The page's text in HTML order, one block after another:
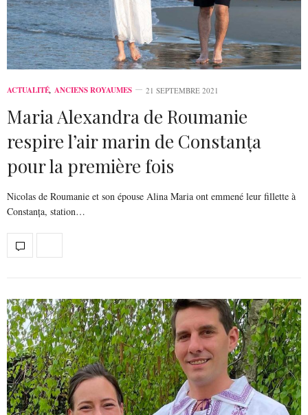
ACTUALITÉ, ANCIENS ROYAUMES 21 SEPTEMBRE 2021
Maria Alexandra de Roumanie
respire l’air marin de Constanța
pour la première fois
Nicolas de Roumanie et son épouse Alina Maria ont emmené leur fillette à
Constanța, station…